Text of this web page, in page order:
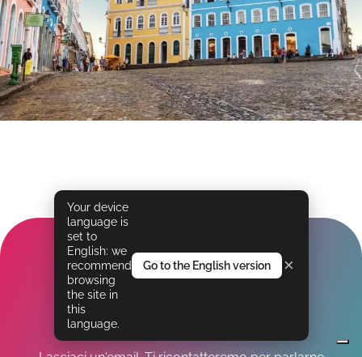
Bel viaggio! Voglio
saperne di più
Your device
language is
set to
English: we
recommend
browsing
the site in
this
language.
Go to the English version ×